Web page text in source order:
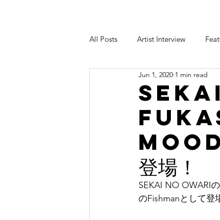
All Posts Artist Interview
登場！
Jun 1, 2020 1 min read
SEKAI NO OWARI
のFishmanとして登